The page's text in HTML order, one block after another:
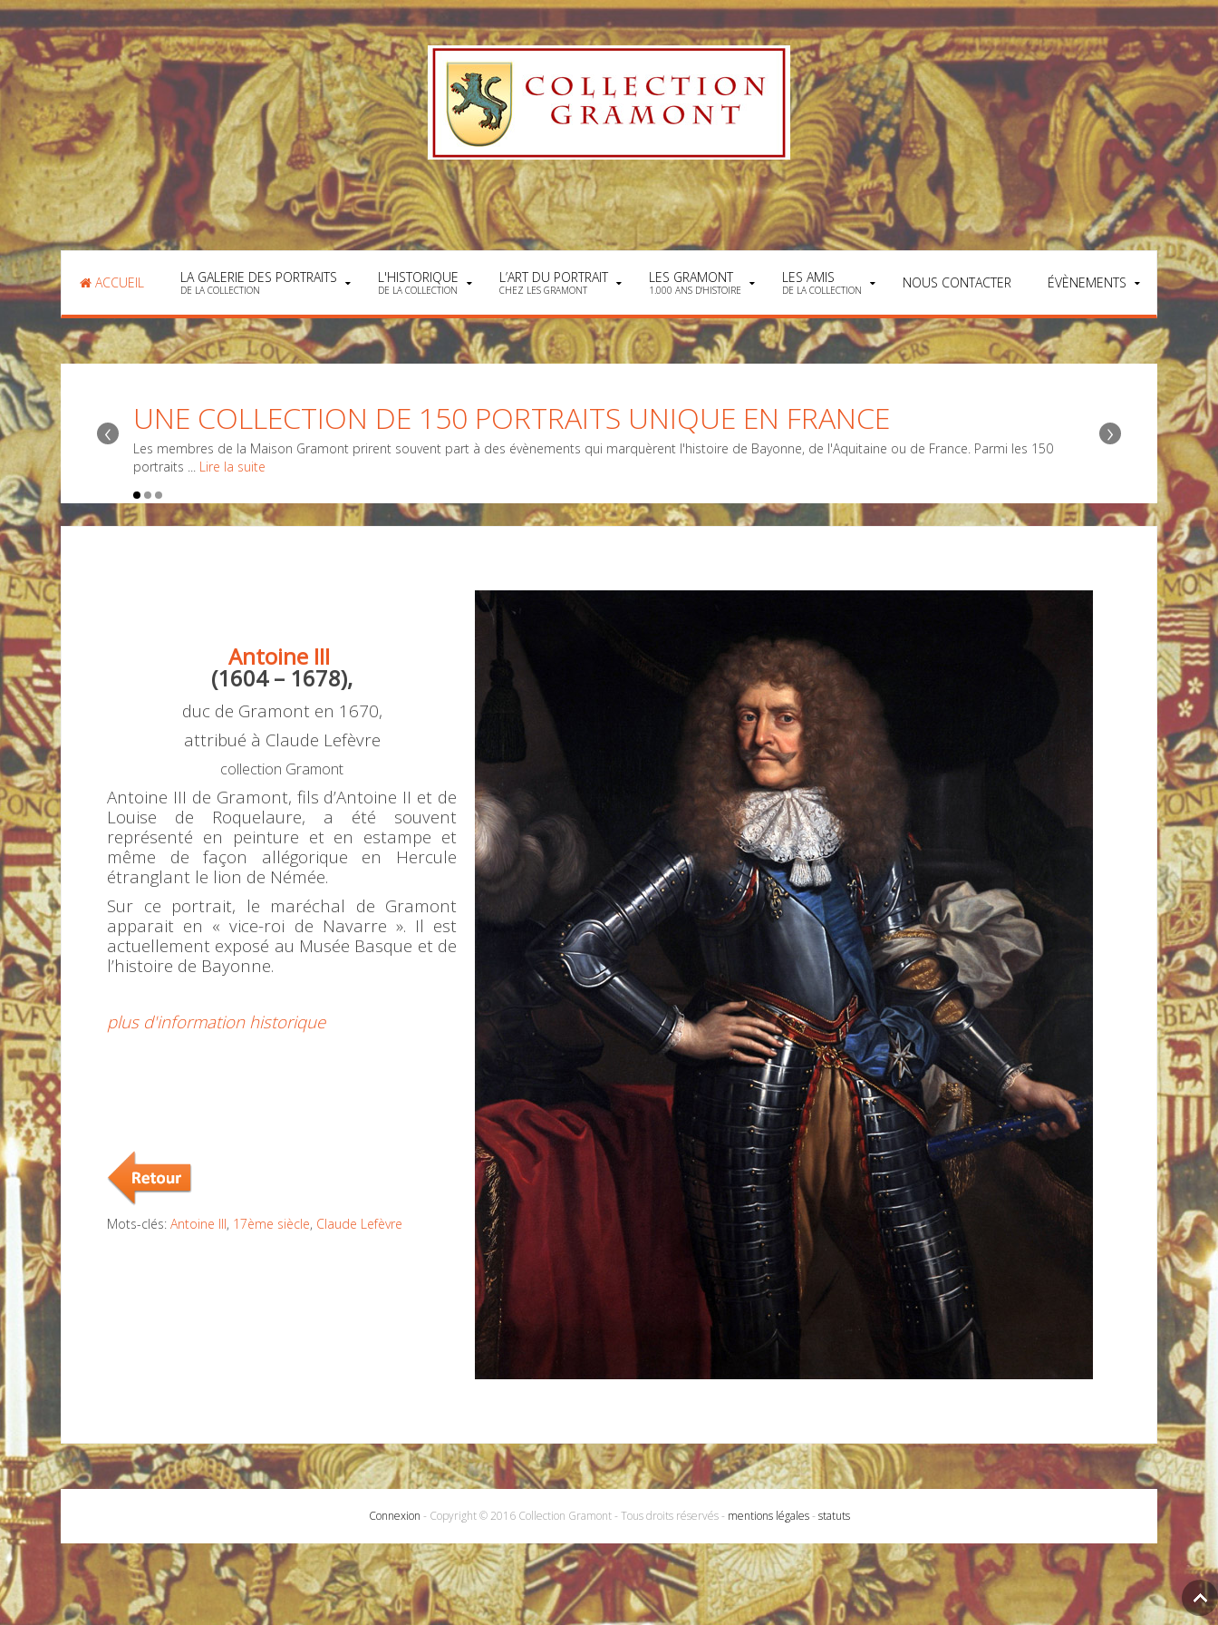
ACCUEIL LA GALERIE DES PORTRAITS
DE LA COLLECTION
L'HISTORIQUE
DE LA COLLECTION
L’ART DU PORTRAIT
CHEZ LES GRAMONT
LES GRAMONT
1.000 ANS D'HISTOIRE
LES AMIS
DE LA COLLECTION NOUS CONTACTER ÉVÈNEMENTS
UNE COLLECTION DE 150 PORTRAITS UNIQUE EN FRANCE
Les membres de la Maison Gramont prirent souvent part à des évènements qui marquèrent l'histoire de Bayonne, de l'Aquitaine ou de France. Parmi les 150
portraits ... Lire la suite
›
‹
Antoine III
(1604 – 1678),
duc de Gramont en 1670,
attribué à Claude Lefèvre
collection Gramont
Antoine III de Gramont, fils d’Antoine II et de
Louise de Roquelaure, a été souvent
représenté en peinture et en estampe et
même de façon allégorique en Hercule
étranglant le lion de Némée.
Sur ce portrait, le maréchal de Gramont
apparait en « vice-roi de Navarre ». Il est
actuellement exposé au Musée Basque et de
l’histoire de Bayonne.
plus d'information historique
Mots-clés: Antoine III, 17ème siècle, Claude Lefèvre
Connexion - Copyright © 2016 Collection Gramont - Tous droits réservés - mentions légales- statuts